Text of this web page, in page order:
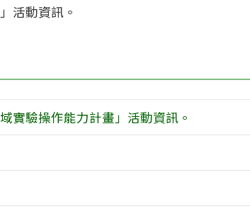
活動資訊。
實驗操作能力計畫」活動資訊。